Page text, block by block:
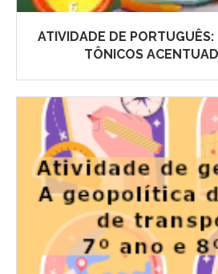
ATIVIDADE DE
TÔNICOS